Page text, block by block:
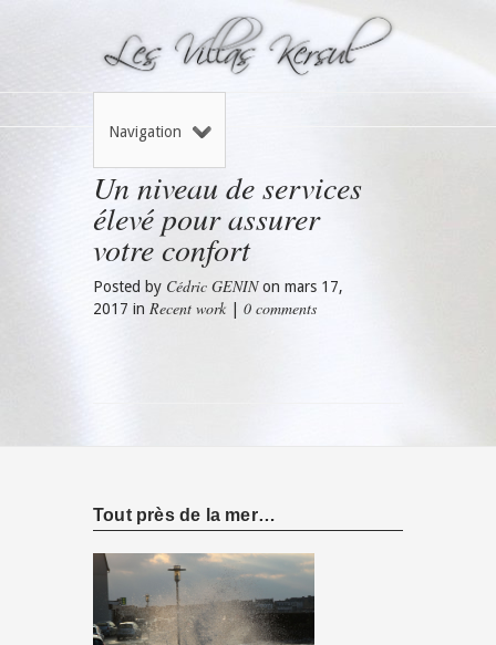
Navigation
Un niveau de services
élevé pour assurer
votre confort
Posted by Cédric GENINon mars 17,
2017 in Recent work 0 comments
Tout près de la mer…